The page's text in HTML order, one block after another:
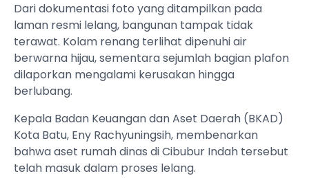
Dari dokumentasi foto yang ditampilkan pada
laman resmi lelang, bangunan tampak tidak
terawat. Kolam renang terlihat dipenuhi air
berwarna hijau, sementara sejumlah bagian plafon
dilaporkan mengalami kerusakan hingga
berlubang.
Kepala Badan Keuangan dan Aset Daerah (BKAD)
Kota Batu, Eny Rachyuningsih, membenarkan
bahwa aset rumah dinas di Cibubur Indah tersebut
telah masuk dalam proses lelang.